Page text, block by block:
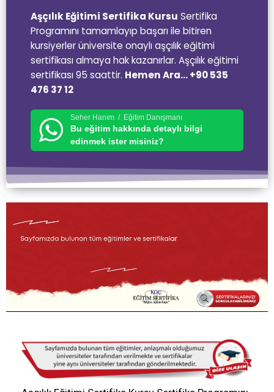
Aşçılık Eğitimi Sertifika Kursu Sertifika
Programını tamamlayıp başarı ile bitiren
kursiyerler üniversite onaylı aşçılık eğitimi
sertifikası almaya hak kazanırlar. Aşçılık eğitimi
sertifikası 95 saattir. Hemen Ara… +90 535
476 37 12
Seher Hanım / Eğitim Danışmanı
Bu eğitim hakkında detaylı bilgi
edinmek ister misiniz?